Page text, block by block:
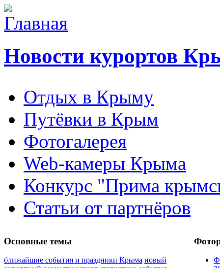
Новости курортов
Отдых в Крыму
Путёвки в Крым
Фотогалерея
Web-камеры Крыма
Конкурс "Прима
Статьи от партнёров
Основные темы
ближайшие события и праздники Крыма новый